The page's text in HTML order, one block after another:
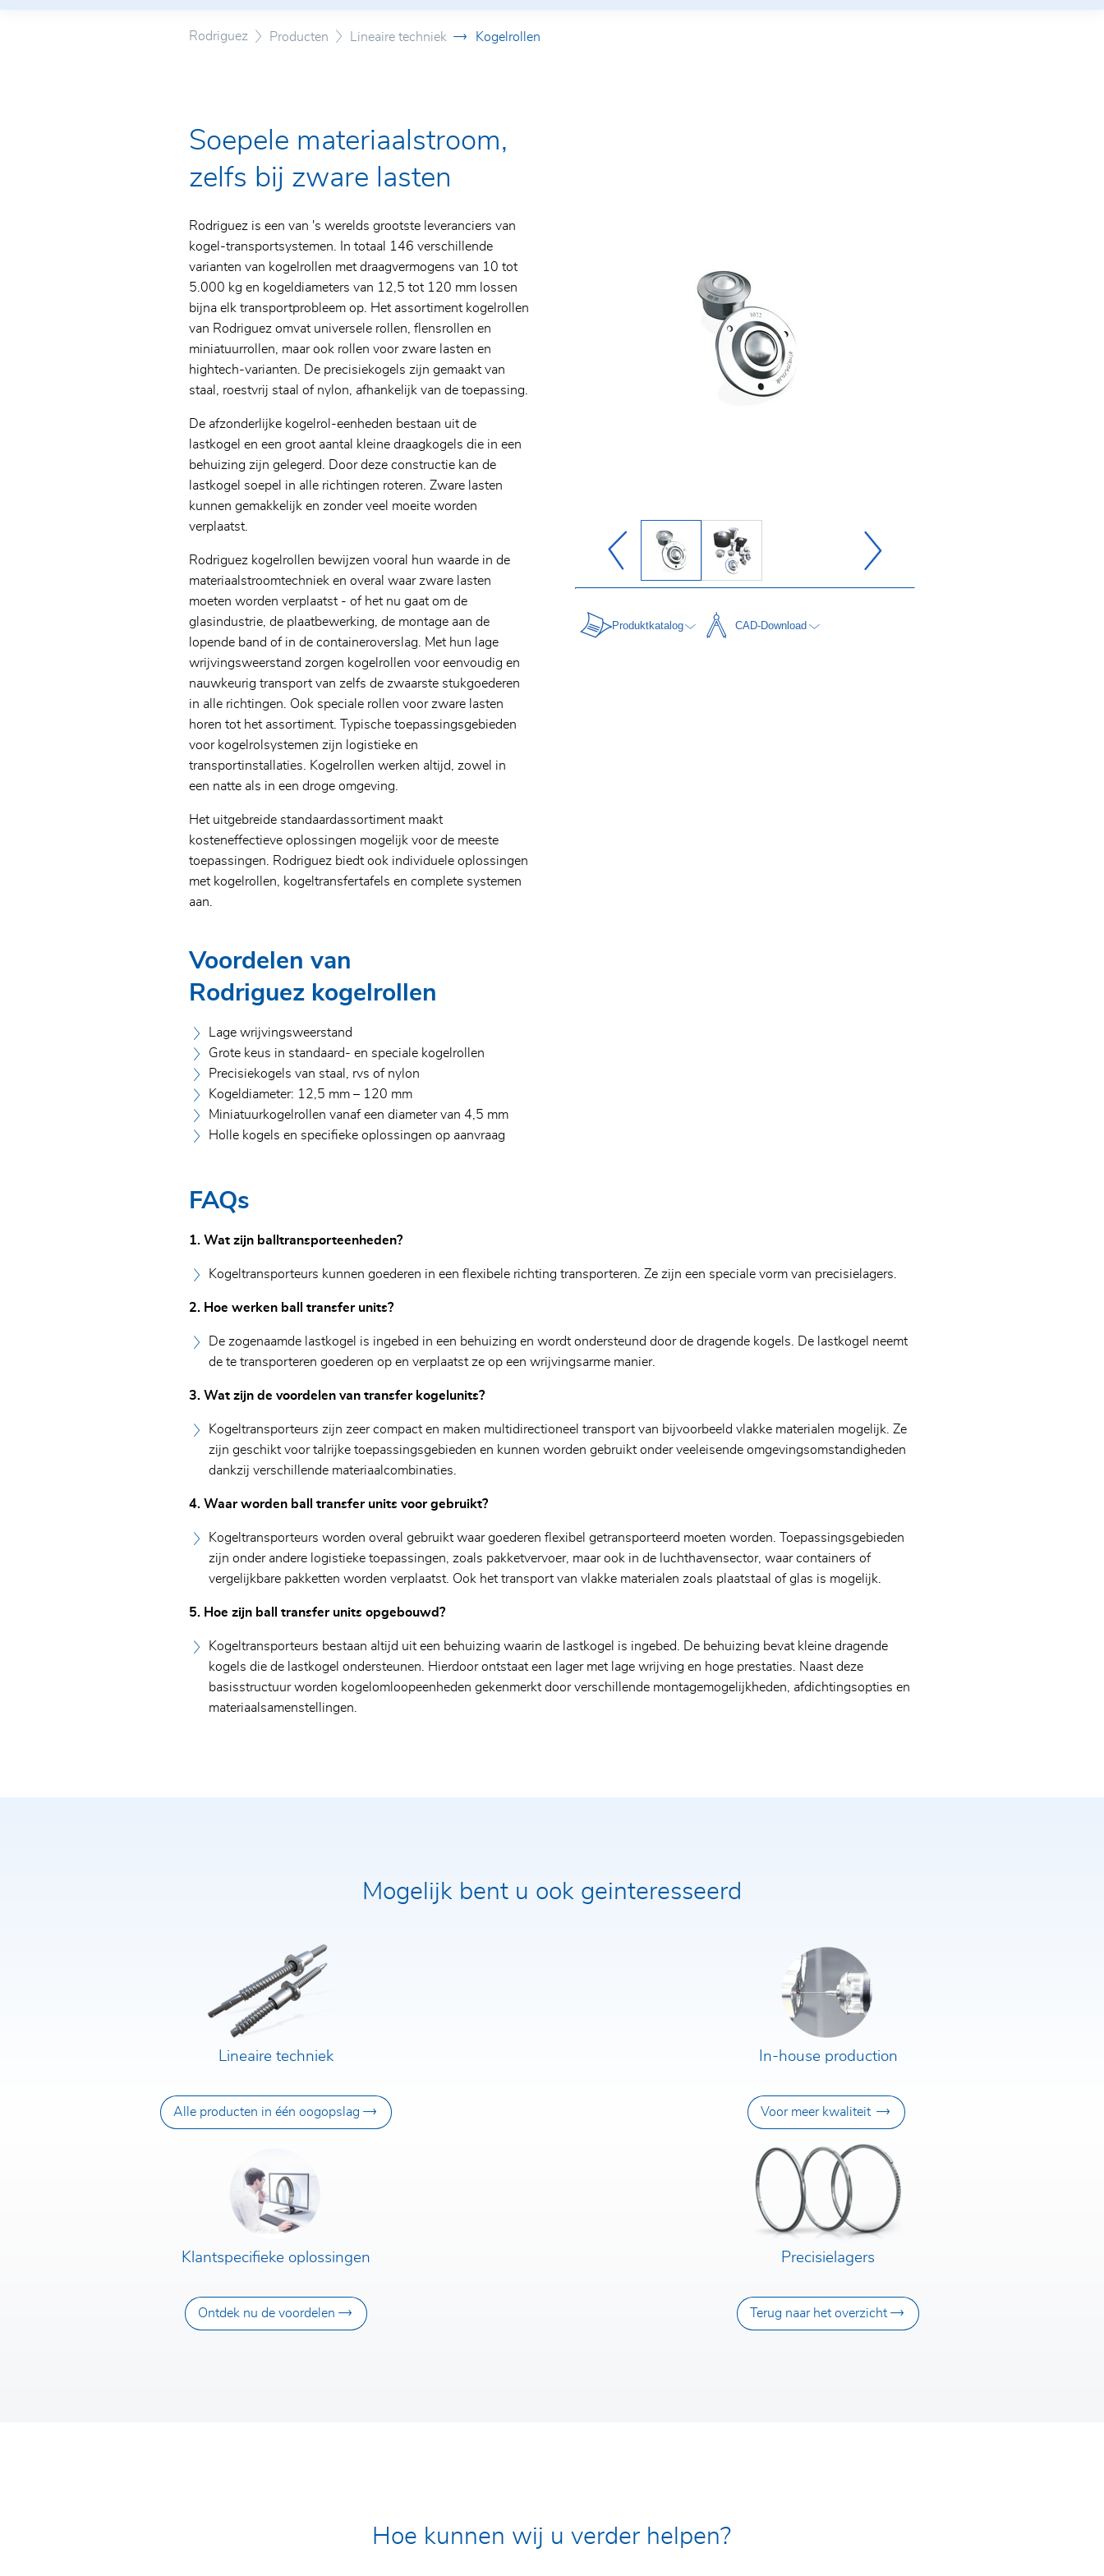
polymeerbehuizingslagereenheden
Lineaire systemen
Lagers voor schroefaandrijvingen
ABV
privacybeleid gelezen en accepteerhet. Door het contactformulier in te dienen, ga ik akkoord met een overdracht van mijn gegevens aan Rodriguez GmbH en een
Rodriguez Producten Lineaire techniek Kogelrollen
Soepele materiaalstroom,
zelfs bij zware lasten
Rodriguez is een van 's werelds grootste leveranciers van
kogel-transportsystemen. In totaal 146 verschillende
varianten van kogelrollen met draagvermogens van 10 tot
5.000 kg en kogeldiameters van 12,5 tot 120 mm lossen
bijna elk transportprobleem op. Het assortiment kogelrollen
van Rodriguez omvat universele rollen, flensrollen en
miniatuurrollen, maar ook rollen voor zware lasten en
hightech-varianten. De precisiekogels zijn gemaakt van
staal, roestvrij staal of nylon, afhankelijk van de toepassing.
De afzonderlijke kogelrol-eenheden bestaan uit de
lastkogel en een groot aantal kleine draagkogels die in een
behuizing zijn gelegerd. Door deze constructie kan de
lastkogel soepel in alle richtingen roteren. Zware lasten
kunnen gemakkelijk en zonder veel moeite worden
verplaatst.
Rodriguez kogelrollen bewijzen vooral hun waarde in de
materiaalstroomtechniek en overal waar zware lasten
moeten worden verplaatst - of het nu gaat om de
glasindustrie, de plaatbewerking, de montage aan de
lopende band of in de containeroverslag. Met hun lage
wrijvingsweerstand zorgen kogelrollen voor eenvoudig en
nauwkeurig transport van zelfs de zwaarste stukgoederen
in alle richtingen. Ook speciale rollen voor zware lasten
horen tot het assortiment. Typische toepassingsgebieden
voor kogelrolsystemen zijn logistieke en
transportinstallaties. Kogelrollen werken altijd, zowel in
een natte als in een droge omgeving.
Het uitgebreide standaardassortiment maakt
kosteneffectieve oplossingen mogelijk voor de meeste
toepassingen. Rodriguez biedt ook individuele oplossingen
met kogelrollen, kogeltransfertafels en complete systemen
aan.
Voordelen van
Rodriguez kogelrollen
Lage wrijvingsweerstand
Grote keus in standaard- en speciale kogelrollen
Precisiekogels van staal, rvs of nylon
Kogeldiameter: 12,5 mm – 120 mm
Miniatuurkogelrollen vanaf een diameter van 4,5 mm
Holle kogels en specifieke oplossingen op aanvraag
Produktkatalog CAD-Download
FAQs
1. Wat zijn balltransporteenheden?
Kogeltransporteurs kunnen goederen in een flexibele richting transporteren. Ze zijn een speciale vorm van precisielagers.
2. Hoe werken ball transfer units?
De zogenaamde lastkogel is ingebed in een behuizing en wordt ondersteund door de dragende kogels. De lastkogel neemt
de te transporteren goederen op en verplaatst ze op een wrijvingsarme manier.
3. Wat zijn de voordelen van transfer kogelunits?
Kogeltransporteurs zijn zeer compact en maken multidirectioneel transport van bijvoorbeeld vlakke materialen mogelijk. Ze
zijn geschikt voor talrijke toepassingsgebieden en kunnen worden gebruikt onder veeleisende omgevingsomstandigheden
dankzij verschillende materiaalcombinaties.
4. Waar worden ball transfer units voor gebruikt?
Kogeltransporteurs worden overal gebruikt waar goederen flexibel getransporteerd moeten worden. Toepassingsgebieden
zijn onder andere logistieke toepassingen, zoals pakketvervoer, maar ook in de luchthavensector, waar containers of
vergelijkbare pakketten worden verplaatst. Ook het transport van vlakke materialen zoals plaatstaal of glas is mogelijk.
5. Hoe zijn ball transfer units opgebouwd?
Kogeltransporteurs bestaan altijd uit een behuizing waarin de lastkogel is ingebed. De behuizing bevat kleine dragende
kogels die de lastkogel ondersteunen. Hierdoor ontstaat een lager met lage wrijving en hoge prestaties. Naast deze
basisstructuur worden kogelomloopeenheden gekenmerkt door verschillende montagemogelijkheden, afdichtingsopties en
materiaalsamenstellingen.
Mogelijk bent u ook geinteresseerd
Lineaire techniek
Alle producten in één oogopslag
In-house production
Voor meer kwaliteit
Klantspecifieke oplossingen
Ontdek nu de voordelen
Precisielagers
Terug naar het overzicht
Hoe kunnen wij u verder helpen?